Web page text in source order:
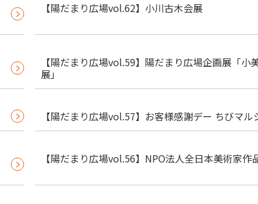
【陽だまり広場vol.62】小川古木会展
【陽だまり広場vol.59】陽だまり広場企画展「小
展」
【陽だまり広場vol.57】お客様感謝デー ちびマル
【陽だまり広場vol.56】NPO法人全日本美術家作